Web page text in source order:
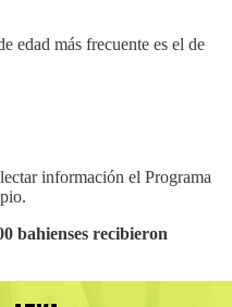
edad más frecuente es el de
información el Programa
bahienses recibieron